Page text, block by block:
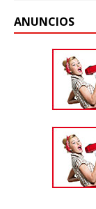
ANUNCIOS